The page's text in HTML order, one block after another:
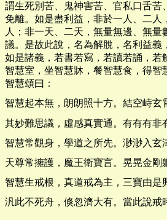
謂生死別苦、鬼神害苦、官私口舌苦
免離。如是盡利益，非於一人、二人
人；非一天、二天，無量無邊、無量
議。是故此說，名為解脫，名利益義
如是諸義，若書若寫，若讀若誦，若
智慧室，坐智慧牀，餐智慧食，得智
智慧頌曰：
智慧起本無，朗朗照十方。結空峙玄
其妙難思議，虛感真實通。有有有非
智慧常觀身，學道之所先。渺渺入玄
天尊常擁護，魔王衛寶言。晃晃金剛
智慧生戒根，真道戒為主，三寶由是
汎此不死舟，倏忽濟大有。當此說戒